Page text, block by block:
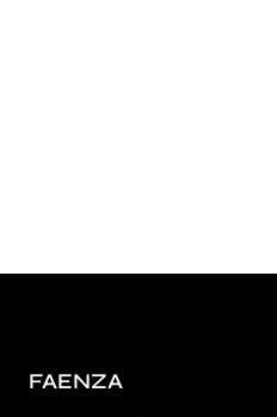
FAENZA